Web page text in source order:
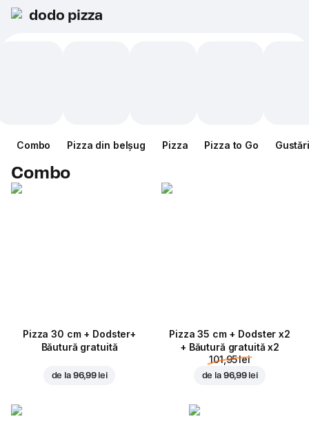
dodo pizza
Combo Pizza din belșug Pizza Pizza to Go Gustări
Combo
Pizza 30 cm + Dodster+
Băutură gratuită
de la 96,99 lei
Pizza 35 cm + Dodster x2
+ Băutură gratuită x2
101,95 lei
de la 96,99 lei